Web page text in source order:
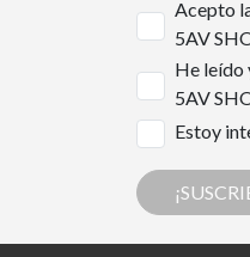
Acepto
5AV
He leído
5AV
Estoy